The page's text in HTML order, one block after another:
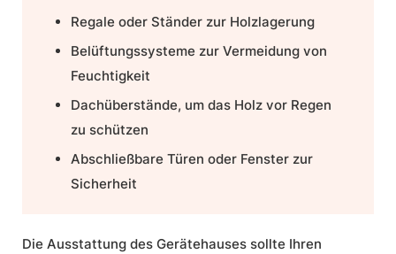
Regale oder Ständer zur Holzlagerung
Belüftungssysteme zur Vermeidung von
Feuchtigkeit
Dachüberstände, um das Holz vor Regen
zu schützen
Abschließbare Türen oder Fenster zur
Sicherheit
Die Ausstattung des Gerätehauses sollte Ihren